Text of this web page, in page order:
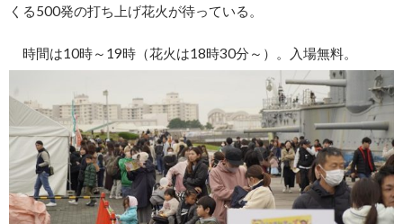
くる500発の打ち上げ花火が待っている。
時間は10時～19時（花火は18時30分～）。入場無料。